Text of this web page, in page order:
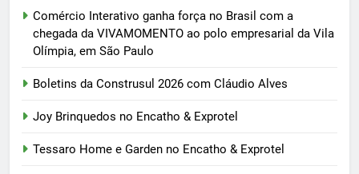
Comércio Interativo ganha força no Brasil com a
chegada da VIVAMOMENTO ao polo empresarial da Vila
Olímpia, em São Paulo
Boletins da Construsul 2026 com Cláudio Alves
Joy Brinquedos no Encatho & Exprotel
Tessaro Home e Garden no Encatho & Exprotel